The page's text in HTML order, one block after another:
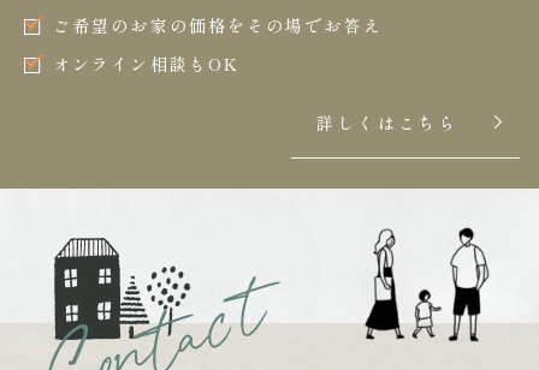
ご希望のお家の価格をその場でお答え
オンライン相談もOK
詳しくはこちら